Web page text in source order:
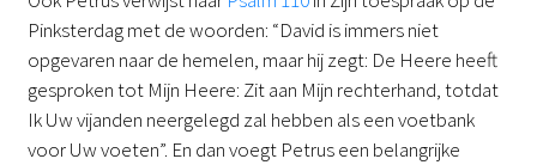
Pinksterdag met de woorden: “David is immers niet
opgevaren naar de hemelen, maar hij zegt: De Heere heeft
gesproken tot Mijn Heere: Zit aan Mijn rechterhand, totdat
Ik Uw vijanden neergelegd zal hebben als een voetbank
voor Uw voeten”. En dan voegt Petrus een belangrijke